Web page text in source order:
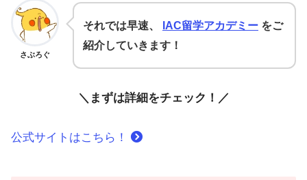
さぶろぐ
それでは早速、 IAC留学アカデミー をご
紹介していきます！
＼まずは詳細をチェック！／
公式サイトはこちら！